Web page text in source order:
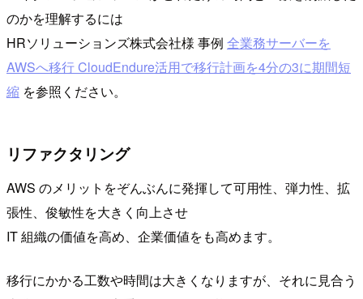
のかを理解するには
HRソリューションズ株式会社様 事例 全業務サーバーを
AWSへ移行 CloudEndure活用で移行計画を4分の3に期間短
縮 を参照ください。
リファクタリング
AWS のメリットをぞんぶんに発揮して可用性、弾力性、拡
張性、俊敏性を大きく向上させ
IT 組織の価値を高め、企業価値をも高めます。
移行にかかる工数や時間は大きくなりますが、それに見合う